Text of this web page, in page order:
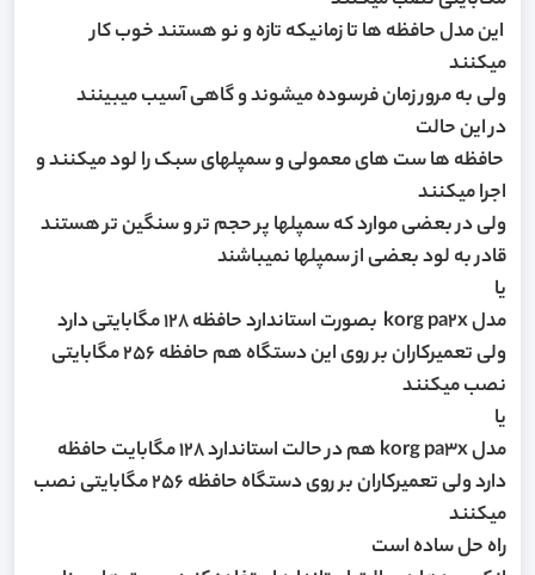
این مدل حافظه ها تا زمانیکه تازه و نو هستند خوب کار
میکنند
ولی به مرور زمان فرسوده میشوند و گاهی آسیب میبینند
در این حالت
حافظه ها ست های معمولی و سمپلهای سبک را لود میکنند و
اجرا میکنند
ولی در بعضی موارد که سمپلها پر حجم تر و سنگین تر هستند
قادر به لود بعضی از سمپلها نمیباشند
یا
مدل korg pa2x بصورت استاندارد حافظه 128 مگابایتی دارد
ولی تعمیرکاران بر روی این دستگاه هم حافظه 256 مگابایتی
نصب میکنند
یا
مدل korg pa3x هم در حالت استاندارد 128 مگابایت حافظه
دارد ولی تعمیرکاران بر روی دستگاه حافظه 256 مگابایتی نصب
میکنند
راه حل ساده است